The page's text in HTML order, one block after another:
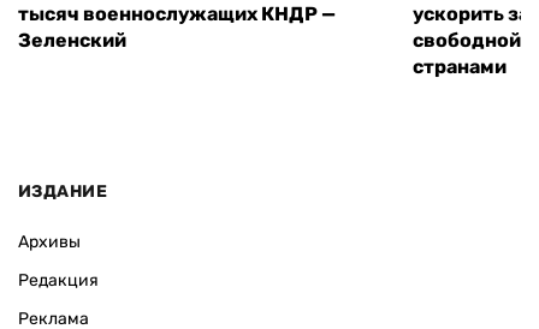
тысяч военнослужащих КНДР —
Зеленский
ускорить
свободной
странами
ИЗДАНИЕ
Архивы
Редакция
Реклама